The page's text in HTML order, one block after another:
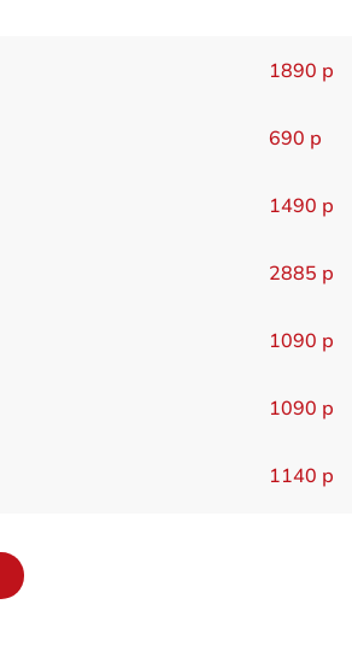
1890 р
690 р
1490 р
2885 р
1090 р
1090 р
1140 р